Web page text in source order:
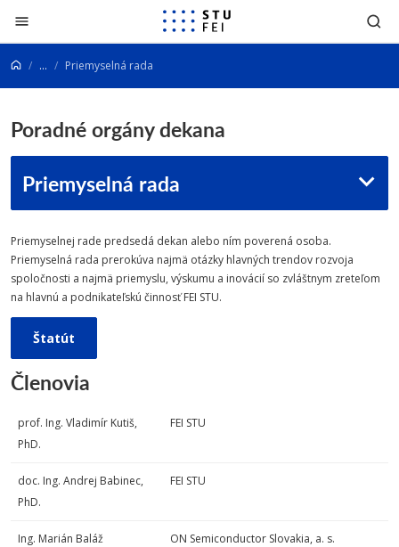
Prejsť na obsah
... Priemyselná rada
Poradné orgány dekana
Priemyselná rada
Priemyselnej rade predsedá dekan alebo ním poverená osoba.
Priemyselná rada prerokúva najmä otázky hlavných trendov rozvoja
spoločnosti a najmä priemyslu, výskumu a inovácií so zvláštnym zreteľom
na hlavnú a podnikateľskú činnosť FEI STU.
Štatút
Členovia
prof. Ing. Vladimír Kutiš,
PhD.
FEI STU
doc. Ing. Andrej Babinec,
PhD.
FEI STU
Ing. Marián Baláž ON Semiconductor Slovakia, a. s.